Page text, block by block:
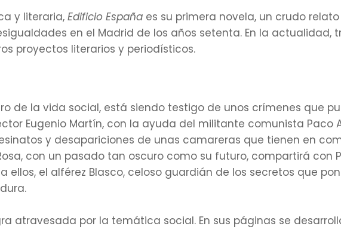
y literaria,Edificio España es su primera novela, un crudo
en el Madrid de los años setenta. En la actualidad,
proyectos literarios y periodísticos.
de la vida social, está siendo testigo de unos crímenes que
Eugenio Martín, con la ayuda del militante comunista Paco
y desapariciones de unas camareras que tienen en
con un pasado tan oscuro como su futuro, compartirá con
ellos, el alférez Blasco, celoso guardián de los secretos que
atravesada por la temática social. En sus páginas se